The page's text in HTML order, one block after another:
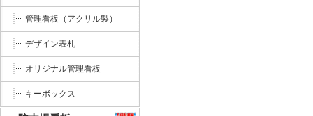
管理看板（アクリル製）
デザイン表札
オリジナル管理看板
キーボックス